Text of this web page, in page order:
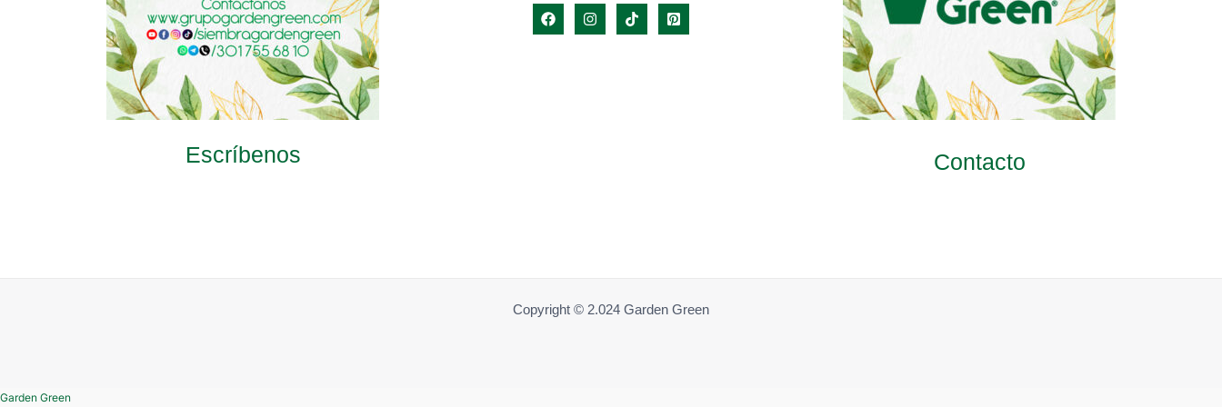
Escríbenos Contacto
Copyright © 2.024 Garden Green
Garden Green